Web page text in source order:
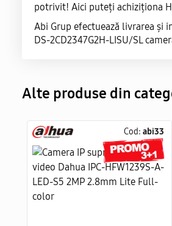
potrivit! Aici puteți achiziționa
Abi Grup efectuează livrarea și
DS-2CD2347G2H-LISU/SL
Alte produse din
Cod:abi33